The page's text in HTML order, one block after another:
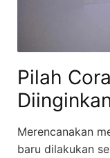
Pilah
Merencanakan
baru dilakukan